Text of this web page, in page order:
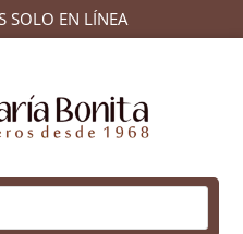
SOLO EN LÍNEA